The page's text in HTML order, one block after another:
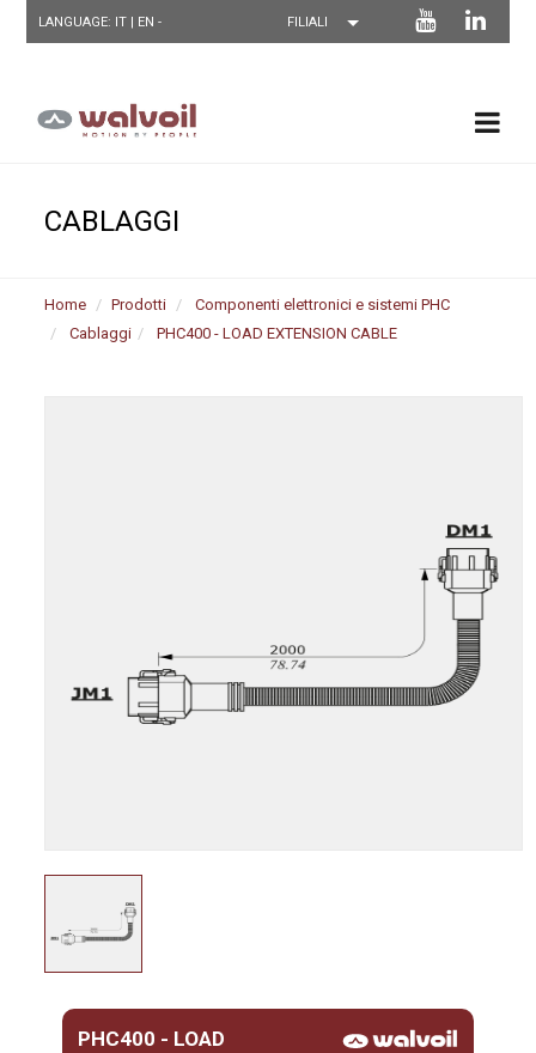
LANGUAGE: IT | EN-
CABLAGGI
Home Prodotti
Componenti elettronici e sistemi PHC
Cablaggi
PHC400 - LOAD EXTENSION CABLE
PHC400 - LOAD